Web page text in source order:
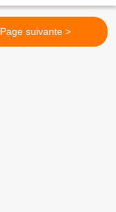
Page suivante >